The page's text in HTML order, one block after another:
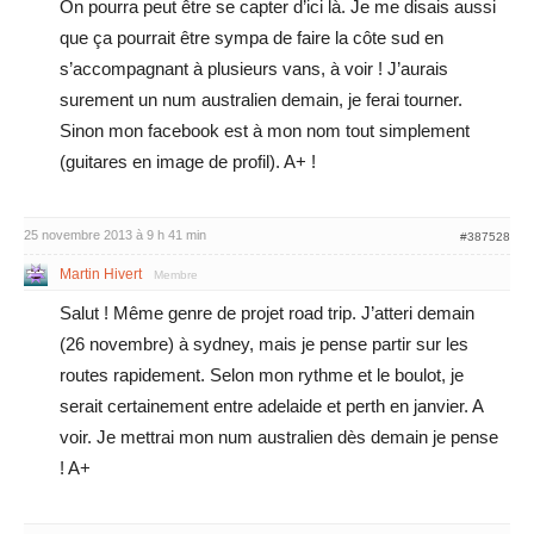
On pourra peut être se capter d’ici là. Je me disais aussi
que ça pourrait être sympa de faire la côte sud en
s’accompagnant à plusieurs vans, à voir ! J’aurais
surement un num australien demain, je ferai tourner.
Sinon mon facebook est à mon nom tout simplement
(guitares en image de profil). A+ !
25 novembre 2013 à 9 h 41 min #387528
Martin Hivert Membre
Salut ! Même genre de projet road trip. J’atteri demain
(26 novembre) à sydney, mais je pense partir sur les
routes rapidement. Selon mon rythme et le boulot, je
serait certainement entre adelaide et perth en janvier. A
voir. Je mettrai mon num australien dès demain je pense
! A+